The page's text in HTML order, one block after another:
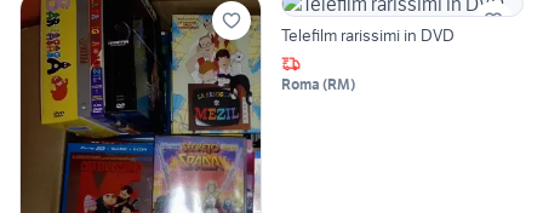
Telefilm rarissimi in DVD
Roma (RM)